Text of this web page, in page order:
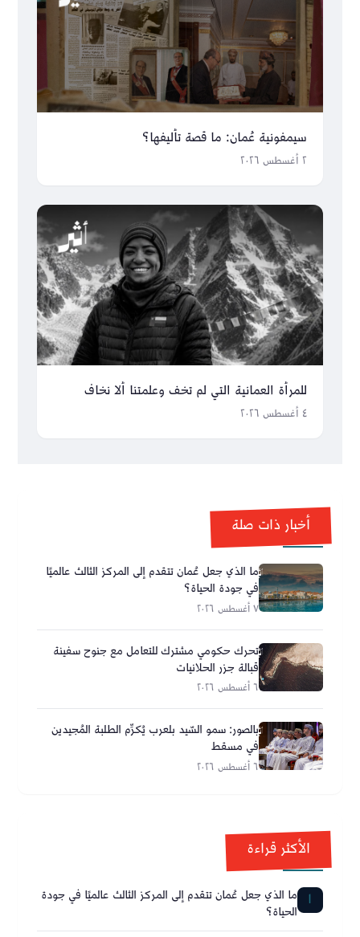
سيمفونية عُمان: ما قصة تأليفها؟
٢ أغسطس ٢٠٢٦
للمرأة العمانية التي لم تخف وعلمتنا ألا نخاف
٤ أغسطس ٢٠٢٦
أخبار ذات صلة
ما الذي جعل عُمان تتقدم إلى المركز الثالث عالميًا
في جودة الحياة؟
٧ أغسطس ٢٠٢٦
تحرك حكومي مشترك للتعامل مع جنوح سفينة
قبالة جزر الحلانيات
٦ أغسطس ٢٠٢٦
بالصور: سمو السّيد بلعرب يُكرِّم الطلبة المُجيدين
في مسقط
٦ أغسطس ٢٠٢٦
الأكثر قراءة
1 ما الذي جعل عُمان تتقدم إلى المركز الثالث عالميًا في جودة
الحياة؟